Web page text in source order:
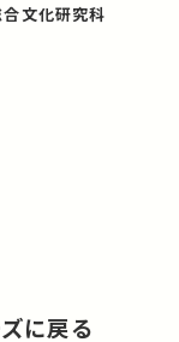
合文化研究科
に戻る